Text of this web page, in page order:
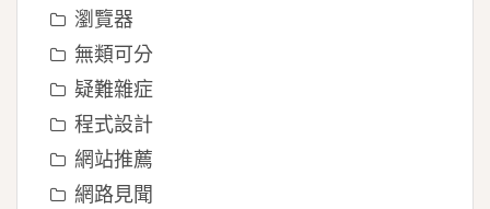
瀏覽器
無類可分
疑難雜症
程式設計
網站推薦
網路見聞